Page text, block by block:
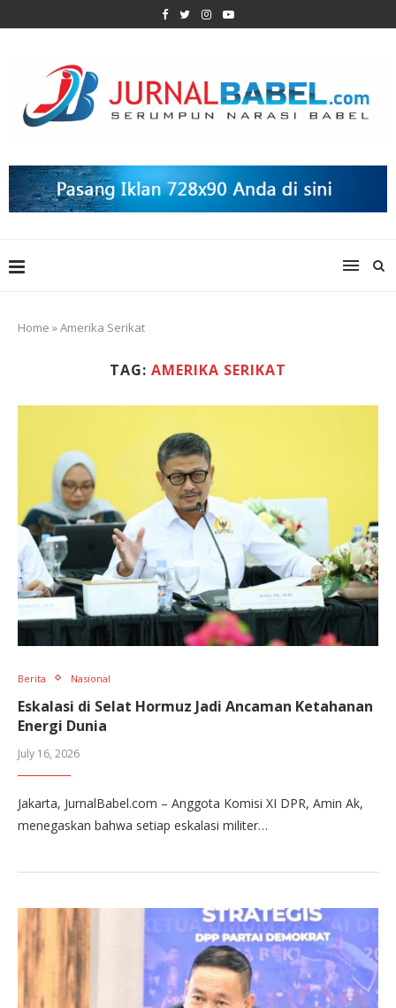
Home »Amerika Serikat
TAG: AMERIKA SERIKAT
Berita Nasional
Eskalasi di Selat Hormuz Jadi Ancaman Ketahanan
Energi Dunia
July 16, 2026
Jakarta, JurnalBabel.com – Anggota Komisi XI DPR, Amin Ak,
menegaskan bahwa setiap eskalasi militer…